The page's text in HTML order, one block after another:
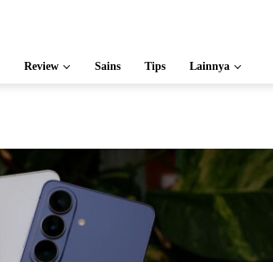
Review Sains Tips Lainnya